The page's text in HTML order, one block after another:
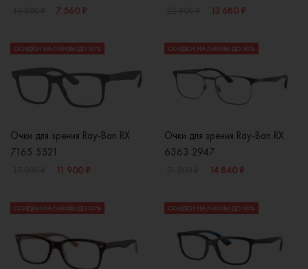
7 560 ₽ 13 680 ₽
СКИДКИ НА ЛИНЗЫ ДО 30%
Очки для зрения Ray-Ban RX
7165 5521
11 900 ₽
СКИДКИ НА ЛИНЗЫ ДО 30%
Очки для зрения Ray-Ban RX
6363 2947
14 840 ₽
СКИДКИ НА ЛИНЗЫ ДО 30% СКИДКИ НА ЛИНЗЫ ДО 30%